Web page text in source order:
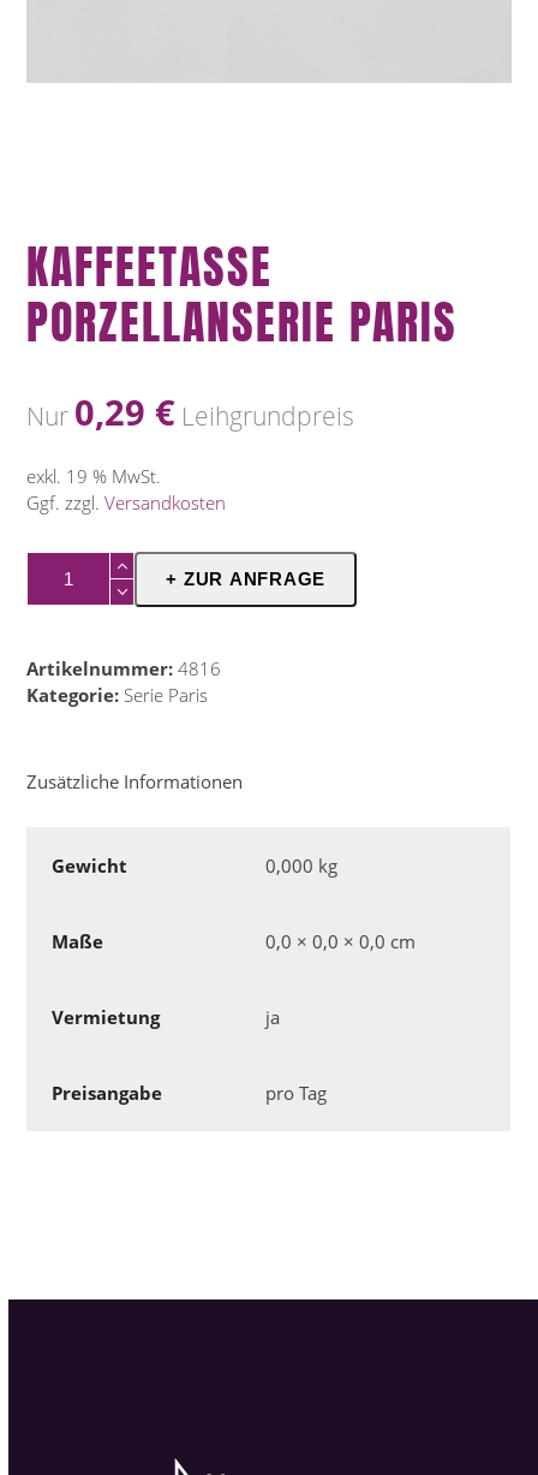
KAFFEETASSE
PORZELLANSERIE PARIS
Nur 0,29 € Leihgrundpreis
exkl. 19 % MwSt.
Ggf. zzgl.Versandkosten
Kaffeetasse
Porzellanserie
+ ZUR ANFRAGE
Artikelnummer:4816
Kategorie: Serie Paris
Zusätzliche Informationen
Gewicht 0,000 kg
Maße 0,0 × 0,0 × 0,0 cm
Vermietung ja
Preisangabe pro Tag